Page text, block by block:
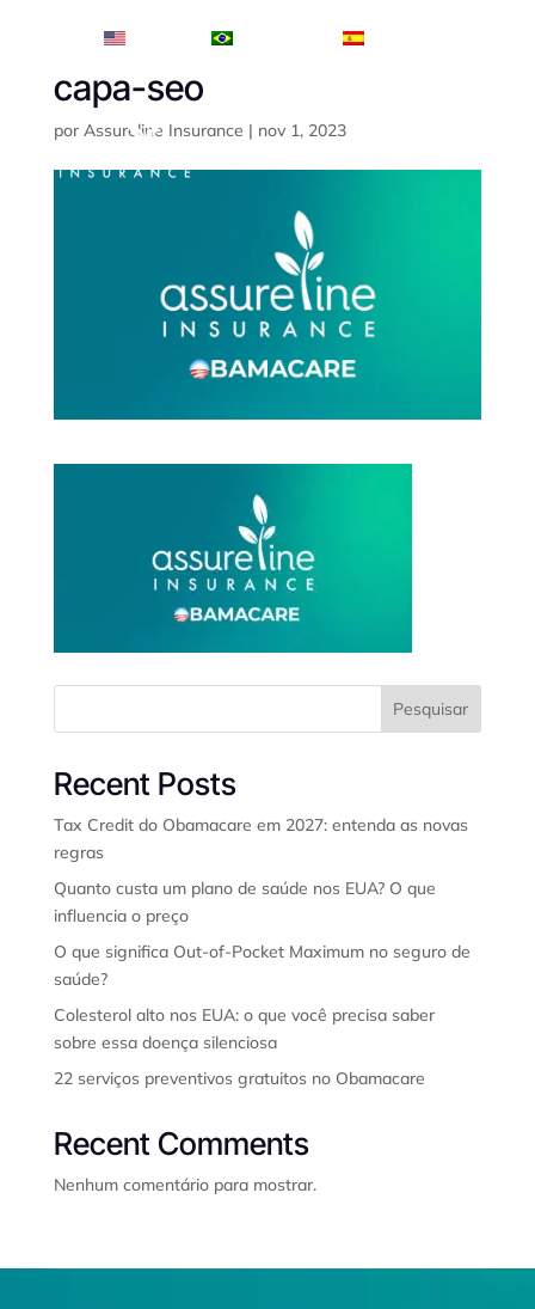
capa-seo
por Assureline Insurance | nov 1, 2023
Pesquisar
Recent Posts
Tax Credit do Obamacare em 2027: entenda as novas
regras
Quanto custa um plano de saúde nos EUA? O que
influencia o preço
O que significa Out-of-Pocket Maximum no seguro de
saúde?
Colesterol alto nos EUA: o que você precisa saber
sobre essa doença silenciosa
22 serviços preventivos gratuitos no Obamacare
Recent Comments
Nenhum comentário para mostrar.